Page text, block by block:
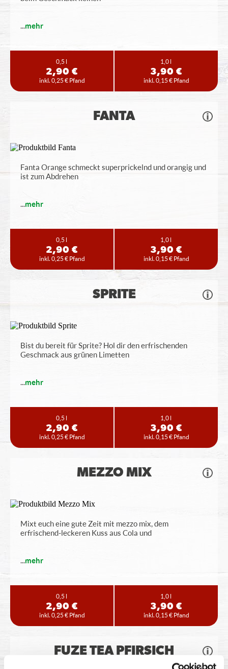
...mehr
0,5 l
2,90 €
inkl. 0,25 € Pfand
1,0 l
3,90 €
inkl. 0,15 € Pfand
FANTA
Fanta Orange schmeckt superprickelnd und orangig und
ist zum Abdrehen
...mehr
0,5 l
2,90 €
inkl. 0,25 € Pfand
1,0 l
3,90 €
inkl. 0,15 € Pfand
SPRITE
Bist du bereit für Sprite? Hol dir den erfrischenden
Geschmack aus grünen Limetten
...mehr
0,5 l
2,90 €
inkl. 0,25 € Pfand
1,0 l
3,90 €
inkl. 0,15 € Pfand
MEZZO MIX
Mixt euch eine gute Zeit mit mezzo mix, dem
erfrischend-leckeren Kuss aus Cola und
...mehr
0,5 l
2,90 €
inkl. 0,25 € Pfand
1,0 l
3,90 €
inkl. 0,15 € Pfand
FUZE TEA PFIRSICH